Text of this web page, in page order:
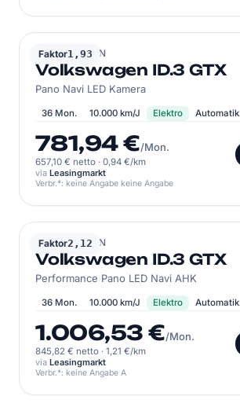
Faktor1,93
VOLKSWAGEN
Volkswagen ID.3 GTX
Pano Navi LED Kamera
36 Mon. 10.000 km/J Elektro Automatik
781,94 €/Mon.
657,10 € netto · 0,94 €/km
via Leasingmarkt
Verbr.*: keine Angabe keine Angabe
Faktor2,12
VOLKSWAGEN
Volkswagen ID.3 GTX
Performance Pano LED Navi AHK
36 Mon. 10.000 km/J Elektro Automatik
1.006,53 €/Mon.
845,82 € netto · 1,21 €/km
via Leasingmarkt
Verbr.*: keine Angabe A